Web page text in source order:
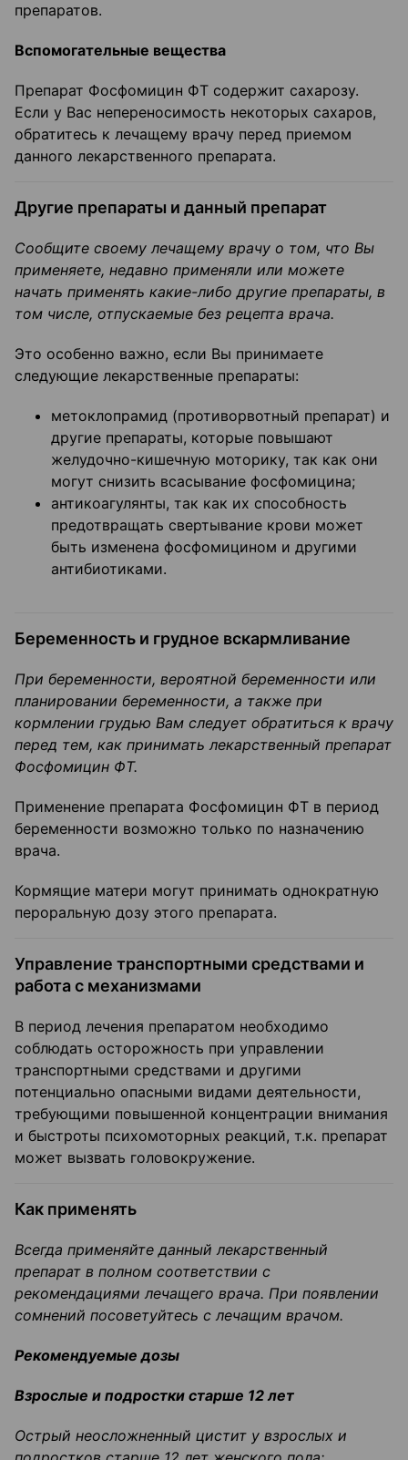
препаратов.
Вспомогательные вещества
Препарат Фосфомицин ФТ содержит сахарозу.
Если у Вас непереносимость некоторых сахаров,
обратитесь к лечащему врачу перед приемом
данного лекарственного препарата.
Другие препараты и данный препарат
Сообщите своему лечащему врачу о том, что Вы
применяете, недавно применяли или можете
начать применять какие-либо другие препараты, в
том числе, отпускаемые без рецепта врача.
Это особенно важно, если Вы принимаете
следующие лекарственные препараты:
метоклопрамид (противорвотный препарат) и
другие препараты, которые повышают
желудочно-кишечную моторику, так как они
могут снизить всасывание фосфомицина;
антикоагулянты, так как их способность
предотвращать свертывание крови может
быть изменена фосфомицином и другими
антибиотиками.
Беременность и грудное вскармливание
При беременности, вероятной беременности или
планировании беременности, а также при
кормлении грудью Вам следует обратиться к врачу
перед тем, как принимать лекарственный препарат
Фосфомицин ФТ.
Применение препарата Фосфомицин ФТ в период
беременности возможно только по назначению
врача.
Кормящие матери могут принимать однократную
пероральную дозу этого препарата.
Управление транспортными средствами и
работа с механизмами
В период лечения препаратом необходимо
соблюдать осторожность при управлении
транспортными средствами и другими
потенциально опасными видами деятельности,
требующими повышенной концентрации внимания
и быстроты психомоторных реакций, т.к. препарат
может вызвать головокружение.
Как применять
Всегда применяйте данный лекарственный
препарат в полном соответствии с
рекомендациями лечащего врача. При появлении
сомнений посоветуйтесь с лечащим врачом.
Рекомендуемые дозы
Взрослые и подростки старше 12 лет
Острый неосложненный цистит у взрослых и